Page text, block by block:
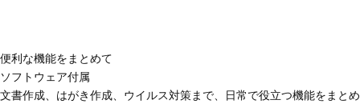
便利な機能をまとめて
ソフトウェア付属
文書作成、はがき作成、ウイルス対策まで、日常で役立つ機能をまと